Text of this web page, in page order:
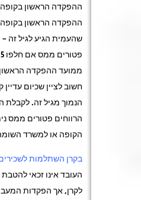
ההפקדה הראשון
ההפקדה הראשון
שהעמית הגיע לגיל זה –
ממועד ההפקדה
חשוב לציין שכיום עדיין
הנמוך מגיל זה. לקבלת
הרווחים פטורים ממס
הקופה או למשרד
בקרן השתלמות
העובד אינו זכאי
לקרן, אך הפקדות